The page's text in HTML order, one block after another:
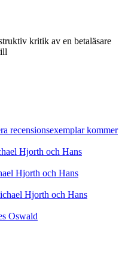
kritik av en betaläsare
recensionsexemplar kommer
Hjorth och Hans
Hjorth och Hans
Hjorth och Hans
Oswald